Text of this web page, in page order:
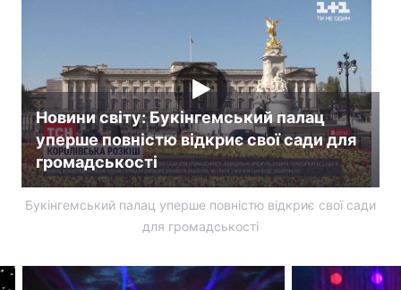
Новини світу: Букінгемський палац
уперше повністю відкриє свої сади для
громадськості
Букінгемський палац уперше повністю відкриє свої сади
для громадськості